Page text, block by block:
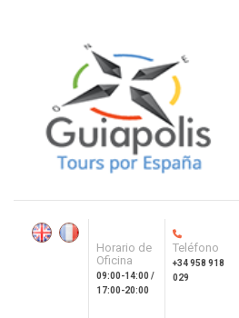
Horario de
Oficina
09:00-14:00 /
17:00-20:00
Teléfono
+34 958 918
029